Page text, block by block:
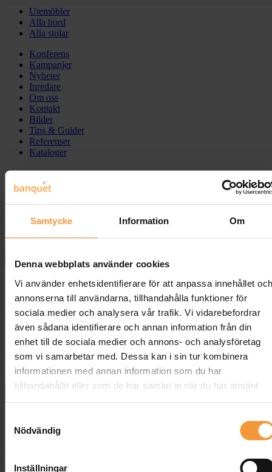
Samtycke Information Om
Denna webbplats använder cookies
Vi använder enhetsidentifierare för att anpassa innehållet och
annonserna till användarna, tillhandahålla funktioner för
sociala medier och analysera vår trafik. Vi vidarebefordrar
även sådana identifierare och annan information från din
enhet till de sociala medier och annons- och analysföretag
som vi samarbetar med. Dessa kan i sin tur kombinera
informationen med annan information som du har
tillhandahållit eller som de har samlat in när du har använt
Nödvändig
Inställningar
Utemöbler
Alla bord
Alla stolar
Konferens
Kampanjer
Nyheter
Inredare
Om oss
Kontakt
Bilder
Tips & Guider
Referenser
Kataloger
Visar alla 7 resultat
Sortera efter senaste
Visa kategorier
alternativen kan väljas på produktsidan
Quick view
Premium – Höj & sänkbara skrivbord med 2
motorer
4,295.00 kr – 5,145.00 krPrisintervall: 4,295.00 kr till 5,145.00 kr
Quick view
Höj- sänkbart skrivbord med vev – ECO